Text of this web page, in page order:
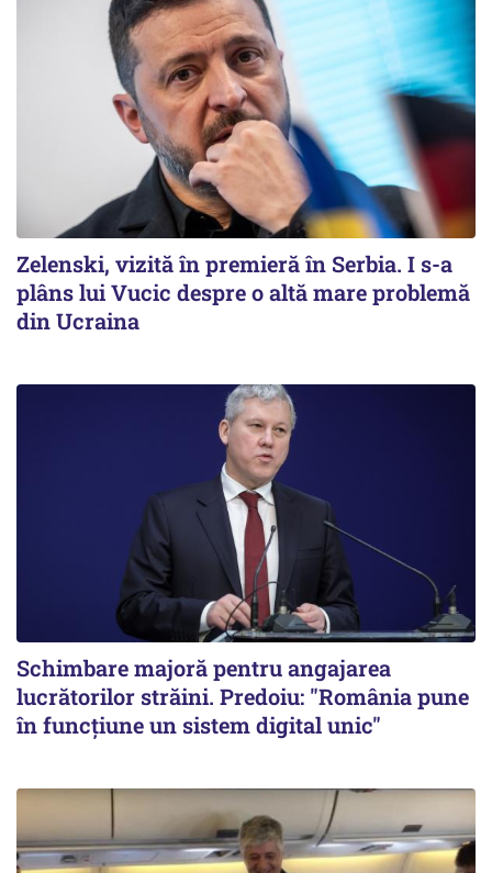
Zelenski, vizită în premieră în Serbia. I s-a
plâns lui Vucic despre o altă mare problemă
din Ucraina
Schimbare majoră pentru angajarea
lucrătorilor străini. Predoiu: "România pune
în funcțiune un sistem digital unic"